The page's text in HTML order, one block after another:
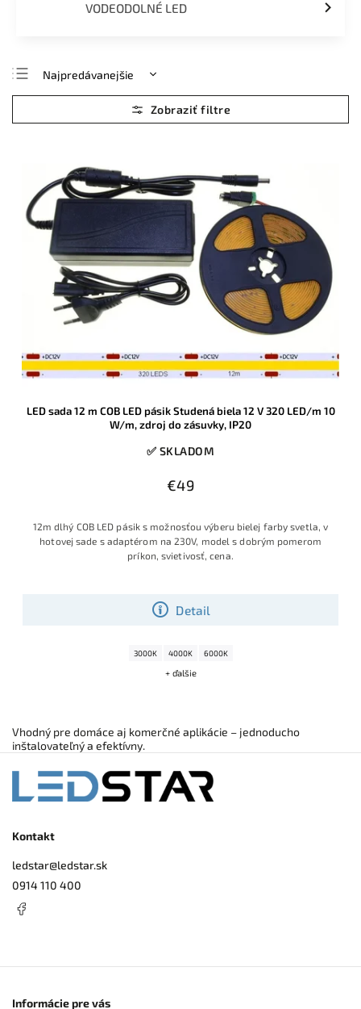
VODEODOLNÉ LED
Najpredávanejšie
Najlacnejšie
Najdrahšie
LED sada 12 m COB LED pásik Studená biela 12 V 320 LED/m 10
W/m, zdroj do zásuvky, IP20
✅ SKLADOM
€49
Detail
12m dlhý COB LED pásik s možnosťou výberu bielej farby svetla, v
hotovej sade s adaptérom na 230V, model s dobrým pomerom
príkon, svietivosť, cena.
3000K 4000K 6000K
+ ďalšie
Vhodný pre domáce aj komerčné aplikácie – jednoducho
inštalovateľný a efektívny.
Kontakt
ledstar@ledstar.sk
0914 110 400
Informácie pre vás